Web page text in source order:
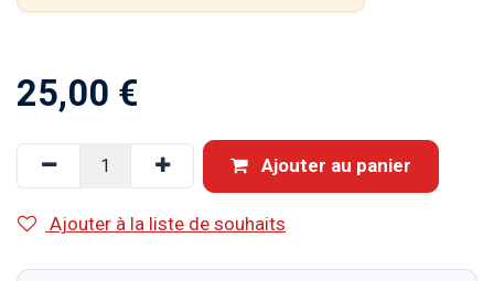
25,00 €
Ajouter au panier
Ajouter à la liste de souhaits